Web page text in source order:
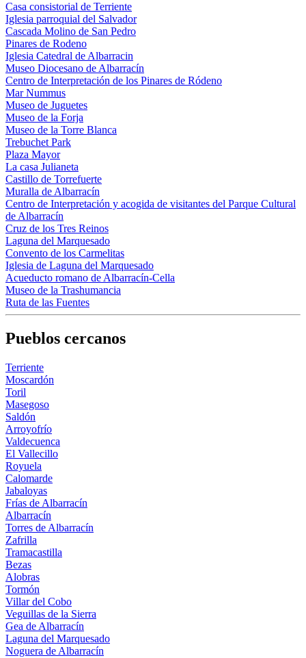
Casa consistorial de Terriente
Iglesia parroquial del Salvador
Cascada Molino de San Pedro
Pinares de Rodeno
Iglesia Catedral de Albarracin
Museo Diocesano de Albarracín
Centro de Interpretación de los Pinares de Ródeno
Mar Nummus
Museo de Juguetes
Museo de la Forja
Museo de la Torre Blanca
Trebuchet Park
Plaza Mayor
La casa Julianeta
Castillo de Torrefuerte
Muralla de Albarracín
Centro de Interpretación y acogida de visitantes del Parque Cultural
de Albarracín
Cruz de los Tres Reinos
Laguna del Marquesado
Convento de los Carmelitas
Iglesia de Laguna del Marquesado
Acueducto romano de Albarracín-Cella
Museo de la Trashumancia
Ruta de las Fuentes
Pueblos cercanos
Terriente
Moscardón
Toril
Masegoso
Saldón
Arroyofrío
Valdecuenca
El Vallecillo
Royuela
Calomarde
Jabaloyas
Frías de Albarracín
Albarracín
Torres de Albarracín
Zafrilla
Tramacastilla
Bezas
Alobras
Tormón
Villar del Cobo
Veguillas de la Sierra
Gea de Albarracín
Laguna del Marquesado
Noguera de Albarracín